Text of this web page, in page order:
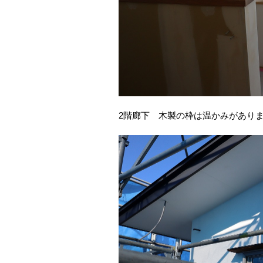
2階廊下 木製の枠は温かみがあり